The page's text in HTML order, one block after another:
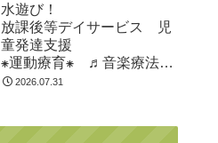
市
水遊び！
放課後等デイサービス 児
童発達支援
⁕運動療育⁕ ♬音楽療法♬
東金市 九十九里町 山武
2026.07.31